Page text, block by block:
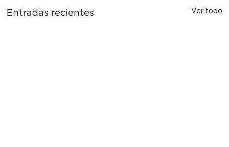
Entradas recientes Ver todo